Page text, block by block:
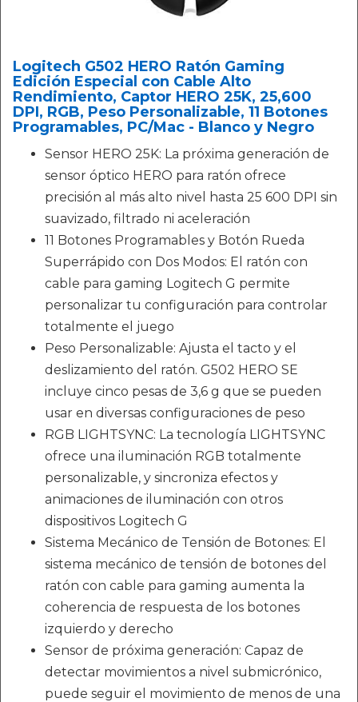
Logitech G502 HERO Ratón Gaming
Edición Especial con Cable Alto
Rendimiento, Captor HERO 25K, 25,600
DPI, RGB, Peso Personalizable, 11 Botones
Programables, PC/Mac - Blanco y Negro
Sensor HERO 25K: La próxima generación de
sensor óptico HERO para ratón ofrece
precisión al más alto nivel hasta 25 600 DPI sin
suavizado, filtrado ni aceleración
11 Botones Programables y Botón Rueda
Superrápido con Dos Modos: El ratón con
cable para gaming Logitech G permite
personalizar tu configuración para controlar
totalmente el juego
Peso Personalizable: Ajusta el tacto y el
deslizamiento del ratón. G502 HERO SE
incluye cinco pesas de 3,6 g que se pueden
usar en diversas configuraciones de peso
RGB LIGHTSYNC: La tecnología LIGHTSYNC
ofrece una iluminación RGB totalmente
personalizable, y sincroniza efectos y
animaciones de iluminación con otros
dispositivos Logitech G
Sistema Mecánico de Tensión de Botones: El
sistema mecánico de tensión de botones del
ratón con cable para gaming aumenta la
coherencia de respuesta de los botones
izquierdo y derecho
Sensor de próxima generación: Capaz de
detectar movimientos a nivel submicrónico,
puede seguir el movimiento de menos de una